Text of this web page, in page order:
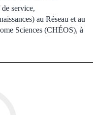
service,
au Réseau et au
Sciences (CHÉOS), à